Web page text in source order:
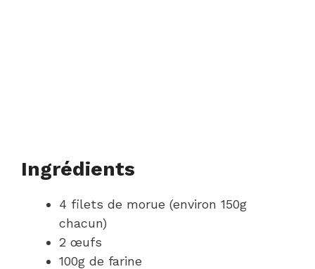
Ingrédients
4 filets de morue (environ 150g
chacun)
2 œufs
100g de farine